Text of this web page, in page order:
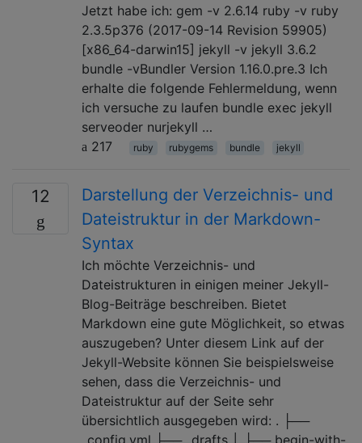
Jetzt habe ich: gem -v 2.6.14 ruby -v ruby
2.3.5p376 (2017-09-14 Revision 59905)
[x86_64-darwin15] jekyll -v jekyll 3.6.2
bundle -vBundler Version 1.16.0.pre.3 Ich
erhalte die folgende Fehlermeldung, wenn
ich versuche zu laufen bundle exec jekyll
serveoder nurjekyll …
217
ruby rubygems bundle jekyll
12
Darstellung der Verzeichnis- und
Dateistruktur in der Markdown-
Syntax
Ich möchte Verzeichnis- und
Dateistrukturen in einigen meiner Jekyll-
Blog-Beiträge beschreiben. Bietet
Markdown eine gute Möglichkeit, so etwas
auszugeben? Unter diesem Link auf der
Jekyll-Website können Sie beispielsweise
sehen, dass die Verzeichnis- und
Dateistruktur auf der Seite sehr
übersichtlich ausgegeben wird: . ├──
_config.yml ├── _drafts │ ├── begin-with-